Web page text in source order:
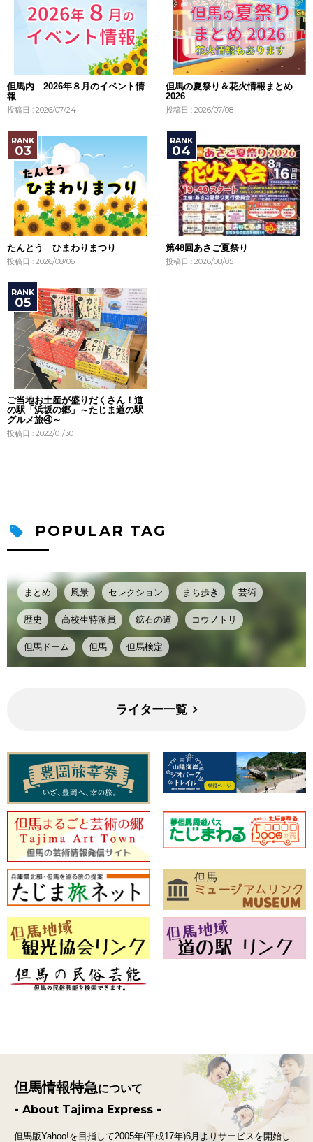
但馬内 2026年８月のイベント情
報
投稿日 : 2026/07/24
但馬の夏祭り＆花火情報まとめ
2026
投稿日 : 2026/07/08
たんとう ひまわりまつり
投稿日 : 2026/08/06
第48回あさご夏祭り
投稿日 : 2026/08/05
ご当地お土産が盛りだくさん！道
の駅「浜坂の郷」～たじま道の駅
グルメ旅④～
投稿日 : 2022/01/30
POPULAR TAG
まとめ 風景 セレクション まち歩き 芸術
歴史 高校生特派員 鉱石の道 コウノトリ
但馬ドーム 但馬 但馬検定
ライター一覧
但馬情報特急について
- About Tajima Express -
但馬版Yahoo!を目指して2005年(平成17年)6月よりサービスを開始し